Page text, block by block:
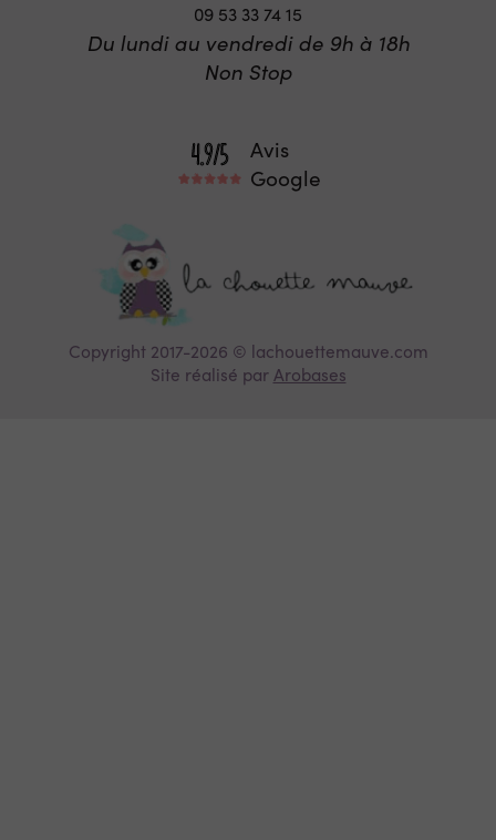
09 53 33 74 15
Du lundi au vendredi de 9h à 18h
Non Stop
Avis
Google
Copyright 2017-2026 © lachouettemauve.com
Site réalisé par Arobases